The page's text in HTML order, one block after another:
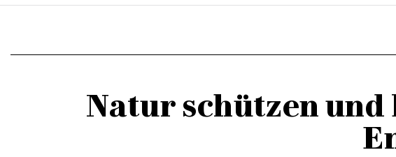
Natur schützen